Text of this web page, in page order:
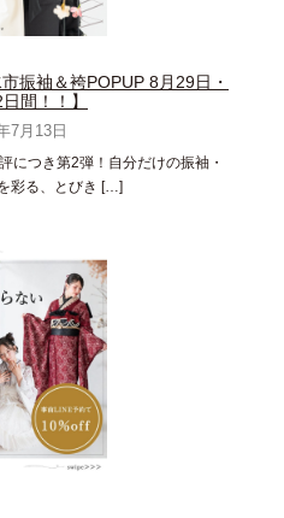
振袖＆袴POPUP 8月29日・
間！！】
7月13日
につき第2弾！自分だけの振袖・
彩る、とびき […]